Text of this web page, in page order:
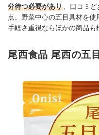
分待つ必要があり
、口コミ
点。野菜中心の五目具材を使
手軽さ重視ならほかの商品も
尾西食品 尾西の五